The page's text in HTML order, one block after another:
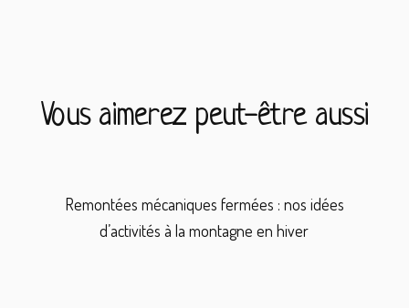
Vous aimerez peut-être aussi
Remontées mécaniques fermées : nos idées
d’activités à la montagne en hiver